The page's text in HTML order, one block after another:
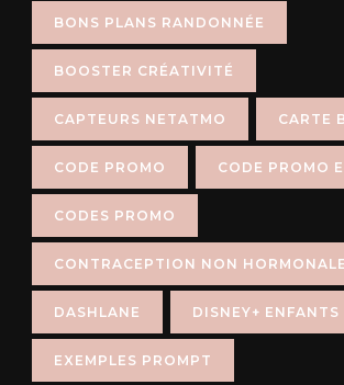
BONS PLANS RANDONNÉE
BOOSTER CRÉATIVITÉ
CAPTEURS NETATMO CARTE
CODE PROMO CODE PROMO
CODES PROMO
CONTRACEPTION NON HORMONALE
DASHLANE DISNEY+ ENFANTS
EXEMPLES PROMPT